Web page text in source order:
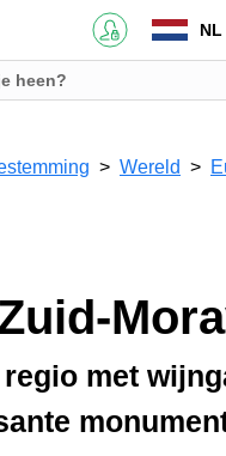
NL
Wereld
met